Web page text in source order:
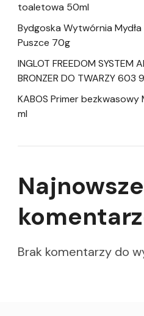
toaletowa 50ml
Bydgoska Wytwórnia
Puszce 70g
INGLOT FREEDOM SYSTEM
BRONZER DO TWARZY 603
KABOS Primer bezkwasowy
ml
Najnowsze
Brak komentarzy do